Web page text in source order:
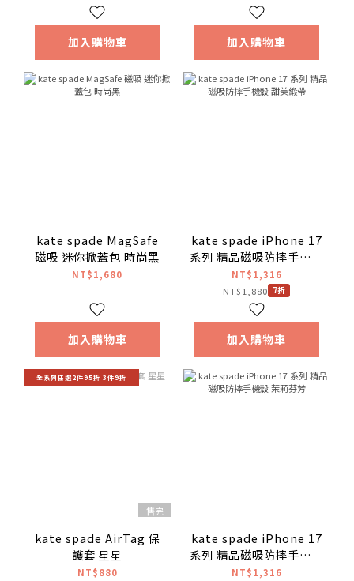
加入購物車 加入購物車
kate spade MagSafe
磁吸 迷你掀蓋包 時尚黑
NT$1,680
加入購物車
kate spade iPhone 17
系列 精品磁吸防摔手機殼
甜美緞帶
NT$1,316
NT$1,880 7折
加入購物車
全系列任選2件95折 3件9折
售完
kate spade AirTag 保
護套 星星
NT$880
kate spade iPhone 17
系列 精品磁吸防摔手機殼
茉莉芬芳
NT$1,316